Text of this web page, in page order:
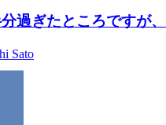
過ぎたところですが
Sato